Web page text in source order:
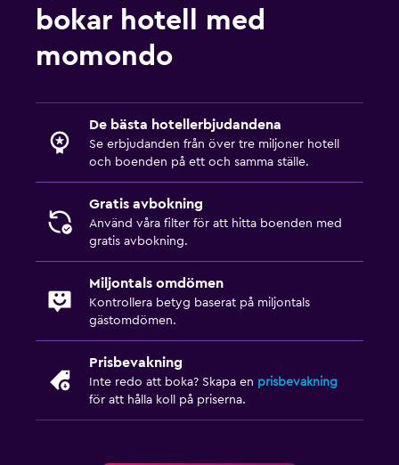
bokar hotell med
momondo
De bästa hotellerbjudandena
Se erbjudanden från över tre miljoner hotell
och boenden på ett och samma ställe.
Gratis avbokning
Använd våra filter för att hitta boenden med
gratis avbokning.
Miljontals omdömen
Kontrollera betyg baserat på miljontals
gästomdömen.
Prisbevakning
Inte redo att boka? Skapa en prisbevakning
för att hålla koll på priserna.